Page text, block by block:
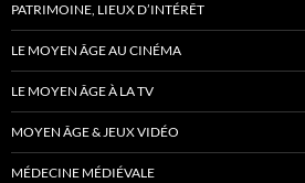
PATRIMOINE, LIEUX D’INTÉRÊT
LE MOYEN ÂGE AU CINÉMA
LE MOYEN ÂGE À LA TV
MOYEN ÂGE & JEUX VIDÉO
MÉDECINE MÉDIÉVALE